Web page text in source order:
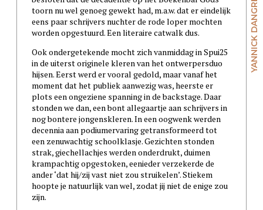
YANNICK DANGRE
toorn nu wel genoeg gewekt had, m.a.w. dat er eindelijk
eens paar schrijvers nuchter de rode loper mochten
worden opgestuurd. Een literaire catwalk dus.
Ook ondergetekende mocht zich vanmiddag in Spui25
in de uiterst originele kleren van het ontwerpersduo
hijsen. Eerst werd er vooral gedold, maar vanaf het
moment dat het publiek aanwezig was, heerste er
plots een ongeziene spanning in de backstage. Daar
stonden we dan, een bont allegaartje aan schrijvers in
nog bontere jongenskleren. In een oogwenk werden
decennia aan podiumervaring getransformeerd tot
een zenuwachtig schoolklasje. Gezichten stonden
strak, giechellachjes werden onderdrukt, duimen
krampachtig opgestoken, eenieder verzekerde de
ander ‘dat hij/zij vast niet zou struikelen’. Stiekem
hoopte je natuurlijk van wel, zodat jij niet de enige zou
zijn.